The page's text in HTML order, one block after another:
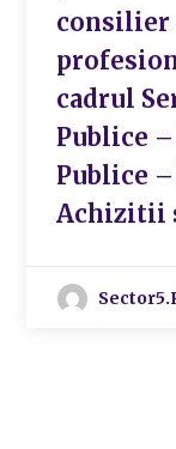
consilier
cadrul
Publice
Publice
Achizitii